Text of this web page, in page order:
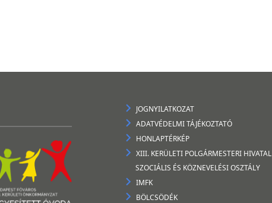
JOGNYILATKOZAT
ADATVÉDELMI TÁJÉKOZTATÓ
HONLAPTÉRKÉP
XIII. KERÜLETI POLGÁRMESTERI HIVATAL
SZOCIÁLIS ÉS KÖZNEVELÉSI OSZTÁLY
IMFK
BÖLCSÖDÉK